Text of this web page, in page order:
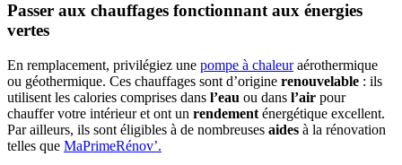
Passer aux chauffages fonctionnant aux énergies
vertes
En remplacement, privilégiez une pompe à chaleuraérothermique
ou géothermique. Ces chauffages sont d’origine renouvelable : ils
utilisent les calories comprises dans l’eau ou dans l’air pour
chauffer votre intérieur et ont un rendement énergétique excellent.
Par ailleurs, ils sont éligibles à de nombreuses aides à la rénovation
telles que MaPrimeRénov’.